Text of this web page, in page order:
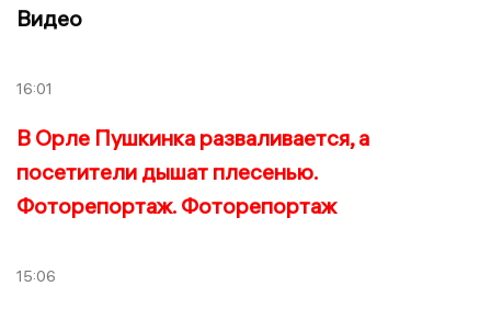
Видео
16:01
В Орле Пушкинка разваливается, а
посетители дышат плесенью.
Фоторепортаж. Фоторепортаж
15:06